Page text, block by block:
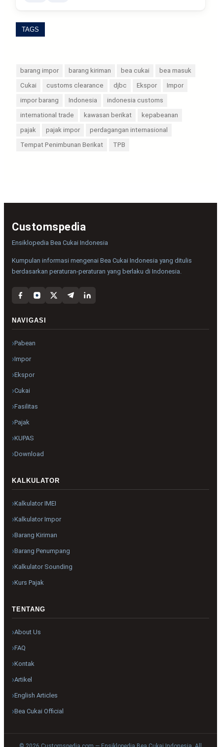
TAGS
barang impor barang kiriman bea cukai
bea masuk
Cukai
customs clearance djbc Ekspor
Impor
impor barang
Indonesia
indonesia customs
international trade
kawasan berikat
kepabeanan
pajak
pajak impor
perdagangan internasional
Tempat Penimbunan Berikat
TPB
Customspedia
Ensiklopedia Bea Cukai Indonesia
Kumpulan informasi mengenai Bea Cukai Indonesia yang ditulis
berdasarkan peraturan-peraturan yang berlaku di Indonesia.
NAVIGASI
Pabean
Impor
Ekspor
Cukai
Fasilitas
Pajak
KUPAS
Download
KALKULATOR
Kalkulator IMEI
Kalkulator Impor
Barang Kiriman
Barang Penumpang
Kalkulator Sounding
Kurs Pajak
TENTANG
About Us
FAQ
Kontak
Artikel
English Articles
Bea Cukai Official